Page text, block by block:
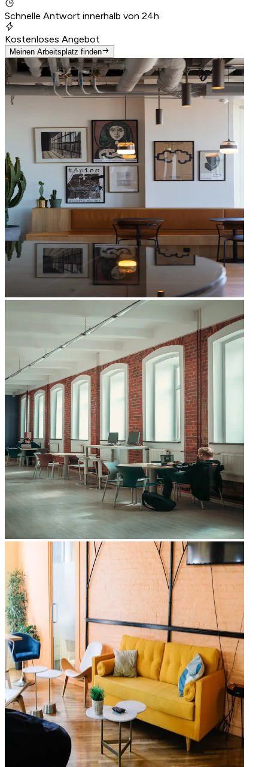
Schnelle Antwort innerhalb von 24h
Kostenloses Angebot
Meinen Arbeitsplatz finden